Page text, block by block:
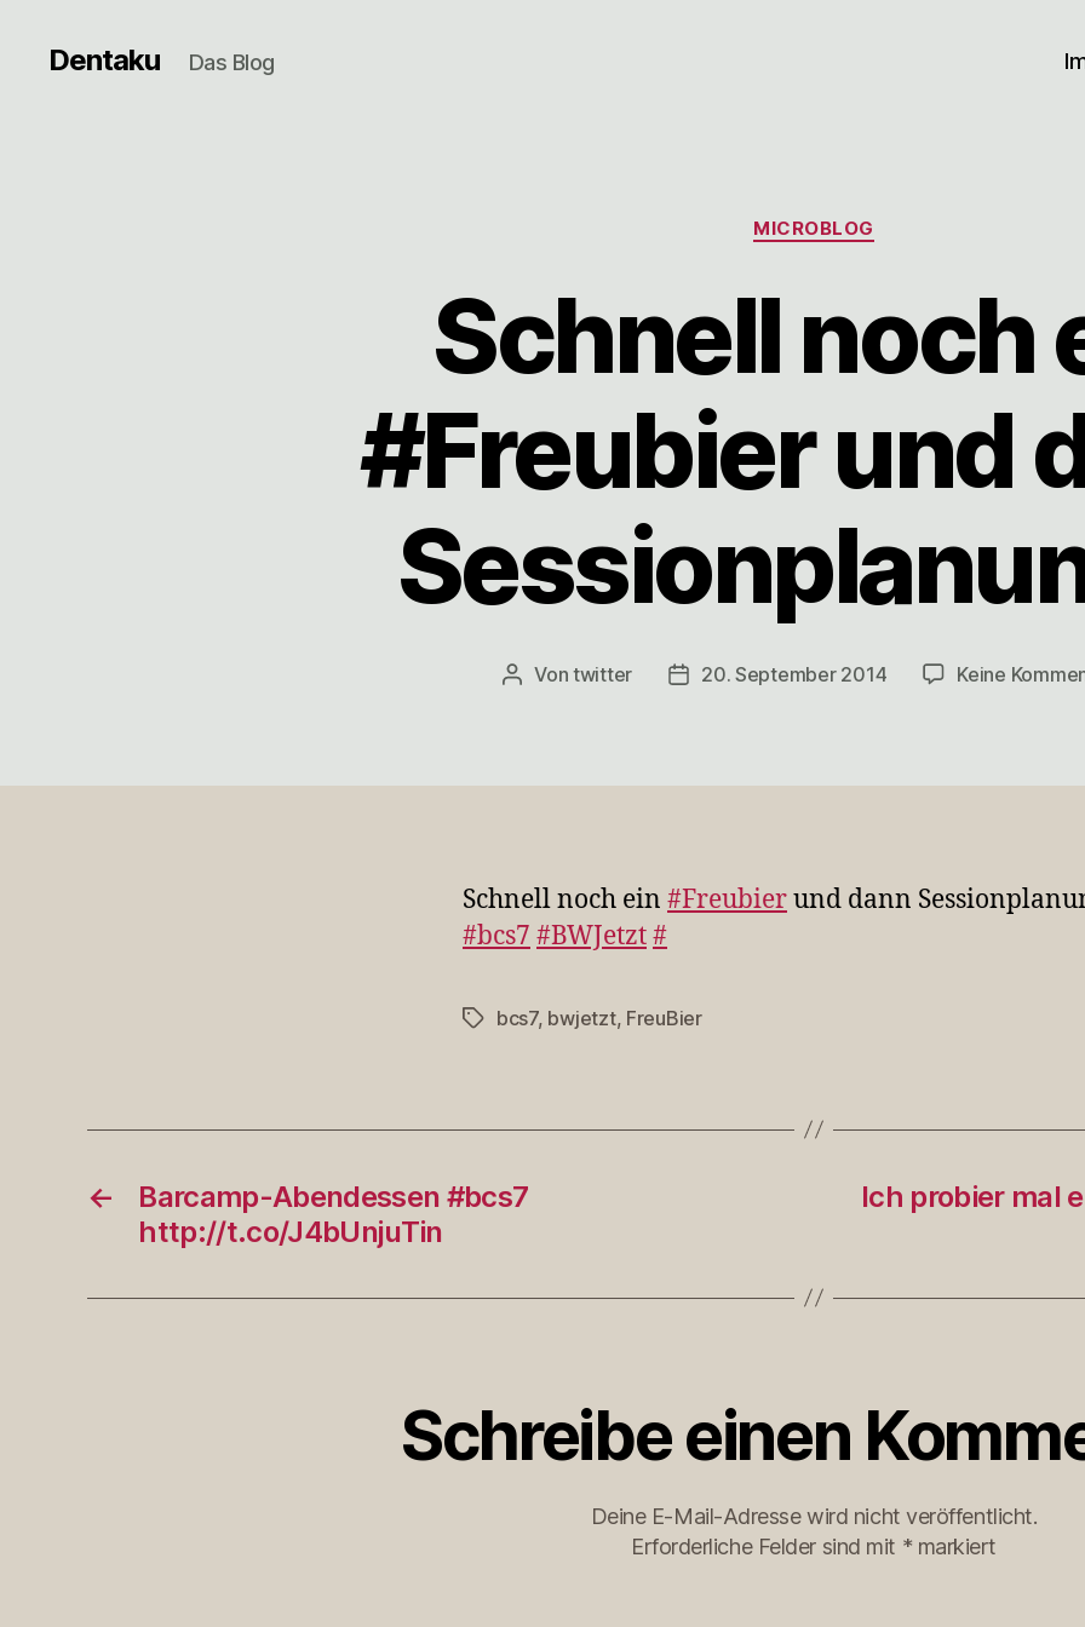
Dentaku Das Blog
Kategorien
MICROBLOG
Schnell noch
#Freubier und
Beitragsautor
Von twitter Veröffentlichungsdatum
20. September 2014 Keine
Schnell noch ein #Freubierund dann
#bcs7 #BWJetzt#
Schlagwörter
bcs7, bwjetzt, FreuBier
←
Barcamp-Abendessen #bcs7
http://t.co/J4bUnjuTin
Ich probier mal
Schreibe einen
Deine E-Mail-Adresse wird nicht veröffentlicht.
Erforderliche Felder sind mit * markiert